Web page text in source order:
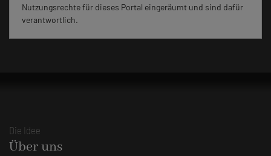
Nutzungsrechte für dieses Portal eingeräumt und sind dafür
verantwortlich.
Die Idee
Über uns